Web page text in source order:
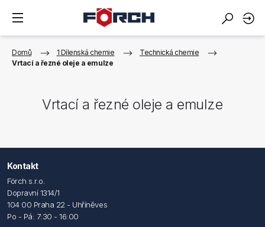
Domů 1 Dílenská chemie
Technická chemie
Vrtací a řezné oleje a emulze
Vrtací a řezné oleje a emulze
Kontakt
Förch s.r.o.
Dopravní 1314/1
104 00 Praha 22 - Uhříněves
Po - Pá: 7:30 - 16:00